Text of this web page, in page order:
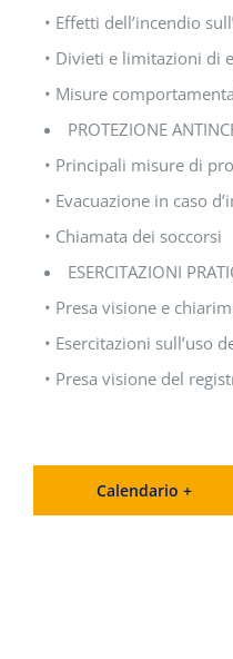
• Effetti dell’incendio
• Divieti e limitazioni di
• Misure
PROTEZIONE
• Principali misure di
• Evacuazione in caso
• Chiamata dei soccorsi
ESERCITAZIONI
• Presa visione e
• Esercitazioni sull’uso
• Presa visione del
Calendario +